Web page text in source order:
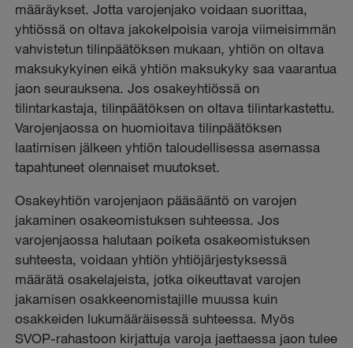
määräykset. Jotta varojenjako voidaan suorittaa,
yhtiössä on oltava jakokelpoisia varoja viimeisimmän
vahvistetun tilinpäätöksen mukaan, yhtiön on oltava
maksukykyinen eikä yhtiön maksukyky saa vaarantua
jaon seurauksena. Jos osakeyhtiössä on
tilintarkastaja, tilinpäätöksen on oltava tilintarkastettu.
Varojenjaossa on huomioitava tilinpäätöksen
laatimisen jälkeen yhtiön taloudellisessa asemassa
tapahtuneet olennaiset muutokset.
Osakeyhtiön varojenjaon pääsääntö on varojen
jakaminen osakeomistuksen suhteessa. Jos
varojenjaossa halutaan poiketa osakeomistuksen
suhteesta, voidaan yhtiön yhtiöjärjestyksessä
määrätä osakelajeista, jotka oikeuttavat varojen
jakamisen osakkeenomistajille muussa kuin
osakkeiden lukumääräisessä suhteessa. Myös
SVOP-rahastoon kirjattuja varoja jaettaessa jaon tulee